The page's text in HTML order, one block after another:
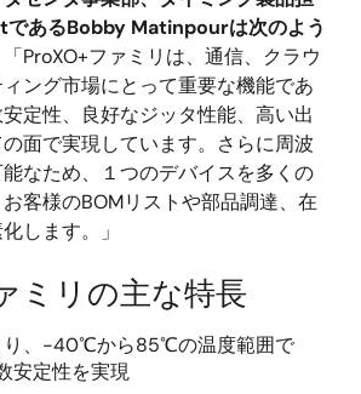
あるBobby Matinpourは次のよう
「ProXO+ファミリは、通信、クラウ
ング市場にとって重要な機能であ
定性、良好なジッタ性能、高い出
面で実現しています。さらに周波
なため、１つのデバイスを多くの
客様のBOMリストや部品調達、在
します。」
ミリの主な特長
り、-40℃から85℃の温度範囲で
安定性を実現